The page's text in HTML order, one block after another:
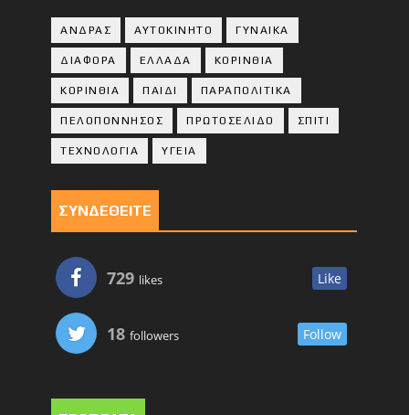
ΑΝΔΡΑΣ ΑΥΤΟΚΙΝΗΤΟ ΓΥΝΑΙΚΑ
ΔΙΑΦΟΡΑ ΕΛΛΑΔΑ ΚΟΡΙΝΘΙΑ
ΚΟΡΙΝΘΙA ΠΑΙΔΙ ΠΑΡΑΠΟΛΙΤΙΚΑ
ΠΕΛΟΠΟΝΝΗΣΟΣ ΠΡΩΤΟΣΕΛΙΔΟ ΣΠΙΤΙ
ΤΕΧΝΟΛΟΓΙΑ ΥΓΕΙΑ
ΣΥΝΔΕΘΕΙΤΕ
729 likes Like
18 followers Follow